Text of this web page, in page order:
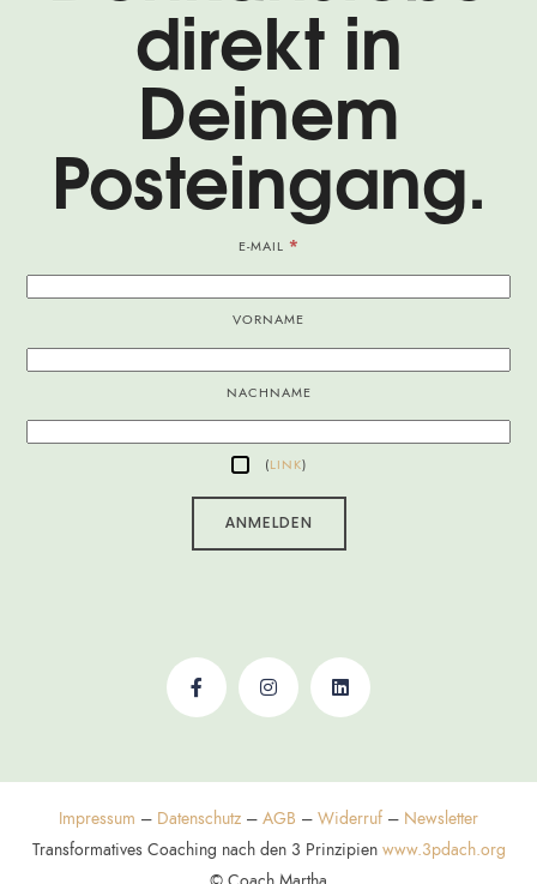
direkt in
Deinem
Posteingang.
E-MAIL *
VORNAME
NACHNAME
(LINK)
Impressum – Datenschutz – AGB – Widerruf – Newsletter
Transformatives Coaching nach den 3 Prinzipien www.3pdach.org